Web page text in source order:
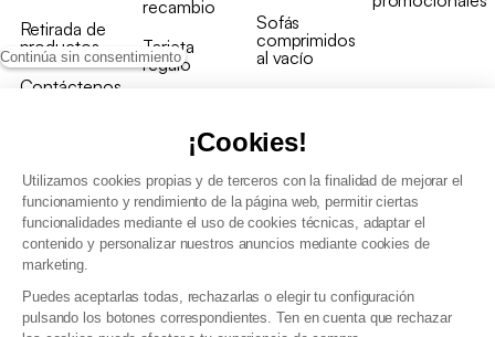
Continúa sin consentimiento
¡Cookies!
Utilizamos cookies propias y de terceros con la finalidad de mejorar el
funcionamiento y rendimiento de la página web, permitir ciertas
funcionalidades mediante el uso de cookies técnicas, adaptar el
contenido y personalizar nuestros anuncios mediante cookies de
marketing.
Puedes aceptarlas todas, rechazarlas o elegir tu configuración
pulsando los botones correspondientes. Ten en cuenta que rechazar
Retirada de
productos
Contáctenos
recambio
Tarjeta
regalo
Sofás
comprimidos
al vacío
Política de gestión de datos personales y cookies
Condiciones generales de Venta Profesional